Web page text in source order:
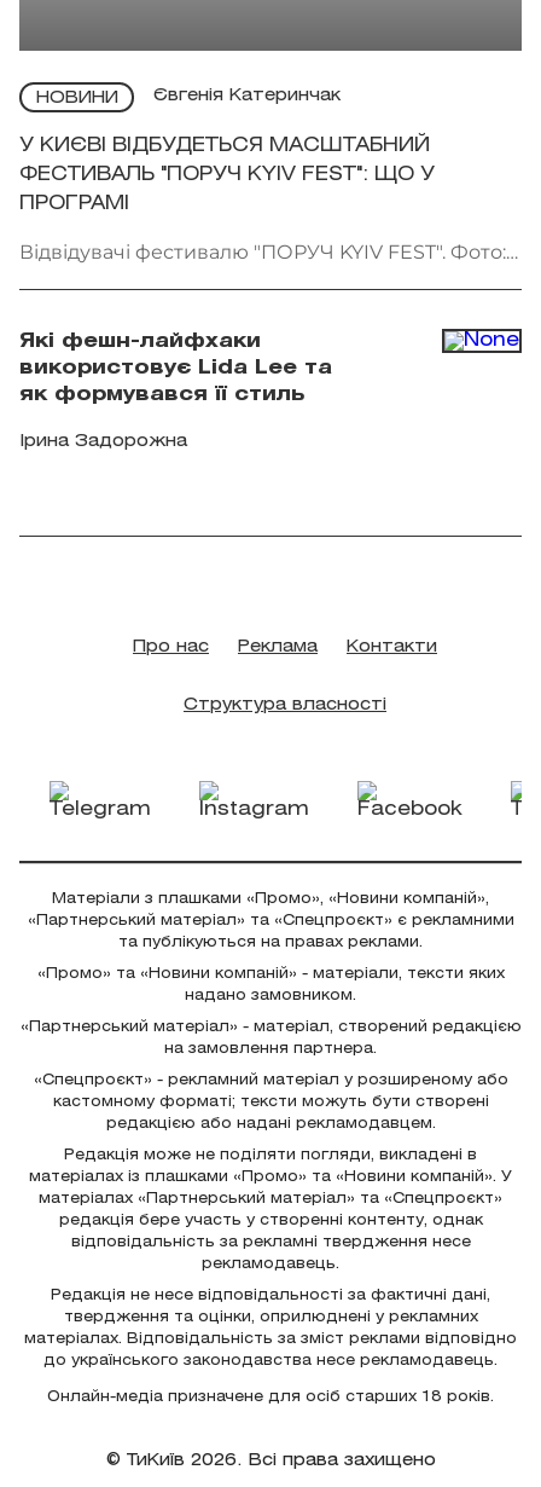
НОВИНИ Євгенія Катеринчак
У КИЄВІ ВІДБУДЕТЬСЯ МАСШТАБНИЙ
ФЕСТИВАЛЬ "ПОРУЧ KYIV FEST": ЩО У
ПРОГРАМІ
Відвідувачі фестивалю "ПОРУЧ KYIV FEST". Фото:
Які фешн-лайфхаки
використовує Lida Lee та
як формувався її стиль
Ірина Задорожна
Про нас Реклама Контакти
Структура власності
Матеріали з плашками «Промо», «Новини компаній»,
«Партнерський матеріал» та «Спецпроєкт» є рекламними
та публікуються на правах реклами.
«Промо» та «Новини компаній» - матеріали, тексти яких
надано замовником.
«Партнерський матеріал» - матеріал, створений редакцією
на замовлення партнера.
«Спецпроєкт» - рекламний матеріал у розширеному або
кастомному форматі; тексти можуть бути створені
редакцією або надані рекламодавцем.
Редакція може не поділяти погляди, викладені в
матеріалах із плашками «Промо» та «Новини компаній». У
матеріалах «Партнерський матеріал» та «Спецпроєкт»
редакція бере участь у створенні контенту, однак
відповідальність за рекламні твердження несе
рекламодавець.
Редакція не несе відповідальності за фактичні дані,
твердження та оцінки, оприлюднені у рекламних
матеріалах. Відповідальність за зміст реклами відповідно
до українського законодавства несе рекламодавець.
Онлайн-медіа призначене для осіб старших 18 років.
© ТиКиїв 2026. Всі права захищено